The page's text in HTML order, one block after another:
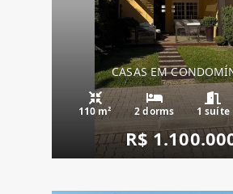
CASAS EM
110 m² 2 dorms 1 suíte
R$